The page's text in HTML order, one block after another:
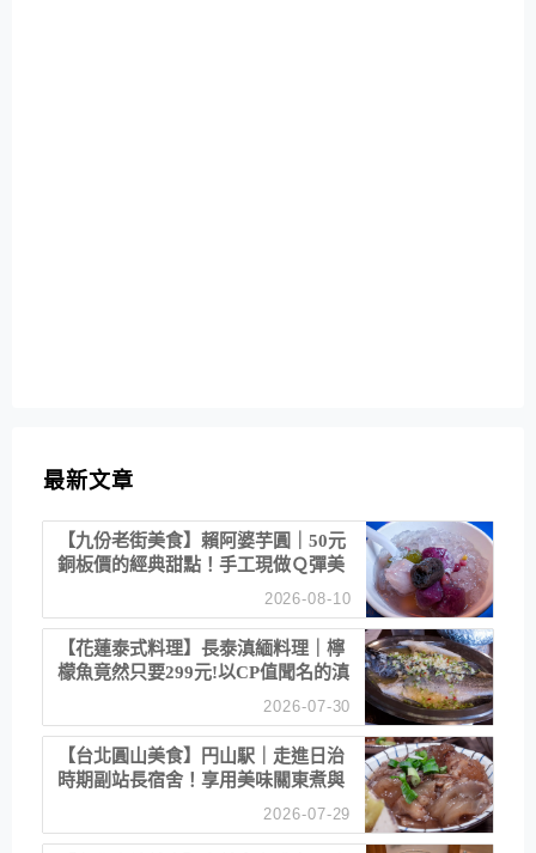
最新文章
【九份老街美食】賴阿婆芋圓｜50元
銅板價的經典甜點！手工現做Ｑ彈美
2026-08-10
【花蓮泰式料理】長泰滇緬料理｜檸
檬魚竟然只要299元!以CP值聞名的滇
2026-07-30
【台北圓山美食】円山駅｜走進日治
時期副站長宿舍！享用美味關東煮與
2026-07-29